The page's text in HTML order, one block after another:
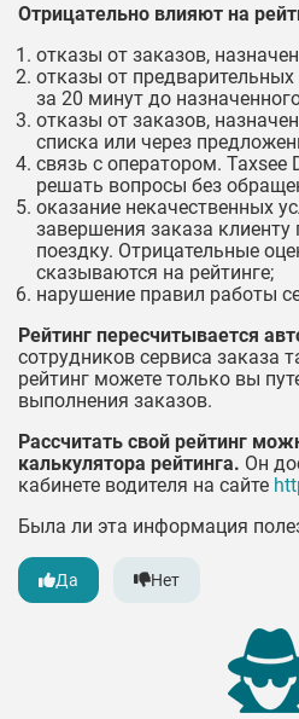
Отрицательно влияют на
отказы от заказов,
отказы от
за 20 минут до
отказы от заказов,
списка или через
связь с оператором. Taxsee
решать вопросы без
оказание некачественных
завершения заказа клиенту
поездку. Отрицательные
сказываются на рейтинге;
нарушение правил работы
Рейтинг пересчитывается
сотрудников сервиса заказа
рейтинг можете только вы
выполнения заказов.
Рассчитать свой рейтинг
калькулятора рейтинга. Он
кабинете водителя на сайте
Была ли эта информация
Да Нет